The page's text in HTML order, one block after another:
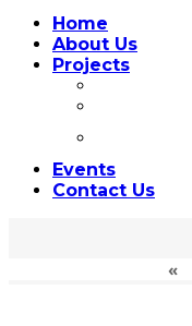
Home
About Us
Projects
Events
Contact Us
«